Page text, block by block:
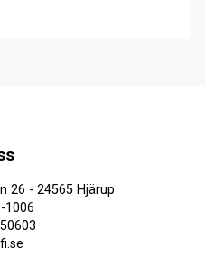
26 - 24565 Hjärup
1006